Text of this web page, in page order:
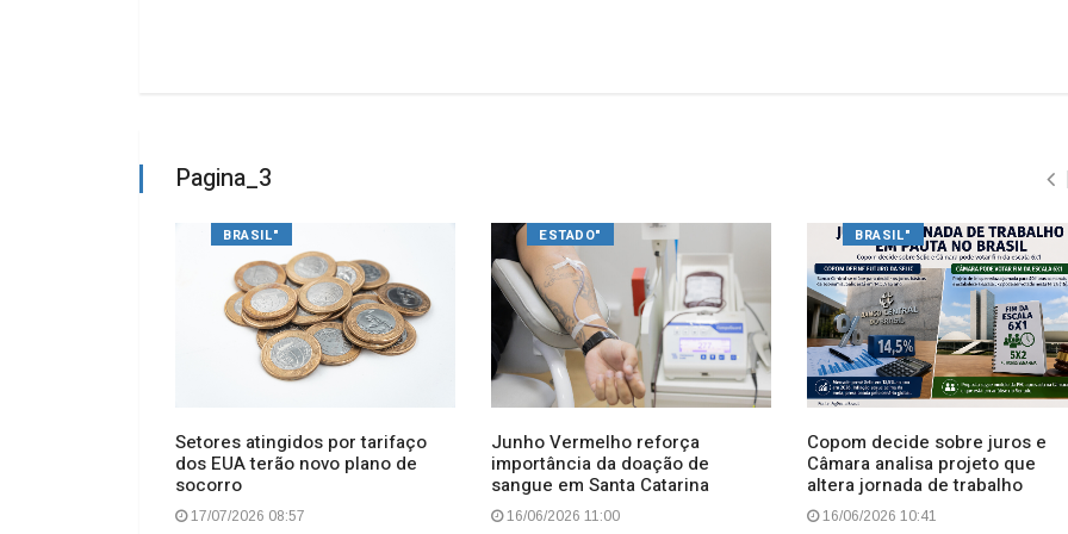
Pagina_3
BRASIL"
Setores atingidos por tarifaço
dos EUA terão novo plano de
socorro
17/07/2026 08:57
ESTADO"
Junho Vermelho reforça
importância da doação de
sangue em Santa Catarina
16/06/2026 11:00
BRASIL"
Copom decide sobre juros e
Câmara analisa projeto que
altera jornada de trabalho
16/06/2026 10:41